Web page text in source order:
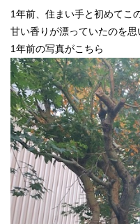
1年前、住まい手と初めてこ
甘い香りが漂っていたのを思
1年前の写真がこちら